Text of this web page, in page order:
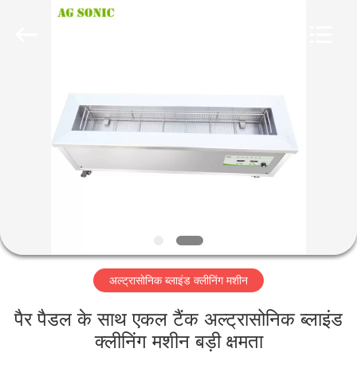
उत्पादों
हमारे
अल्ट्रासोनिक ब्लाइंड क्लीनिंग मशीन
पैर पैडल के साथ एकल टैंक अल्ट्रासोनिक ब्लाइंड
क्लीनिंग मशीन बड़ी क्षमता